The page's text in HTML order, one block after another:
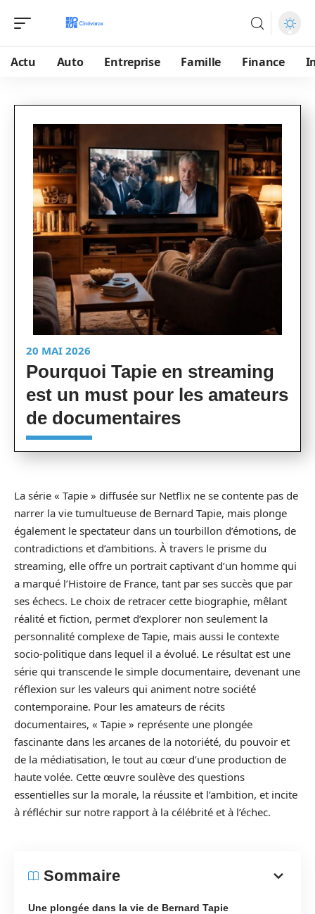
Actu Auto Entreprise Famille Finance
20 MAI 2026
Pourquoi Tapie en streaming
est un must pour les amateurs
de documentaires
La série « Tapie » diffusée sur Netflix ne se contente pas de
narrer la vie tumultueuse de Bernard Tapie, mais plonge
également le spectateur dans un tourbillon d’émotions, de
contradictions et d’ambitions. À travers le prisme du
streaming, elle offre un portrait captivant d’un homme qui
a marqué l’Histoire de France, tant par ses succès que par
ses échecs. Le choix de retracer cette biographie, mêlant
réalité et fiction, permet d’explorer non seulement la
personnalité complexe de Tapie, mais aussi le contexte
socio-politique dans lequel il a évolué. Le résultat est une
série qui transcende le simple documentaire, devenant une
réflexion sur les valeurs qui animent notre société
contemporaine. Pour les amateurs de récits
documentaires, « Tapie » représente une plongée
fascinante dans les arcanes de la notoriété, du pouvoir et
de la médiatisation, le tout au cœur d’une production de
haute volée. Cette œuvre soulève des questions
essentielles sur la morale, la réussite et l’ambition, et incite
à réfléchir sur notre rapport à la célébrité et à l’échec.
Sommaire
Une plongée dans la vie de Bernard Tapie